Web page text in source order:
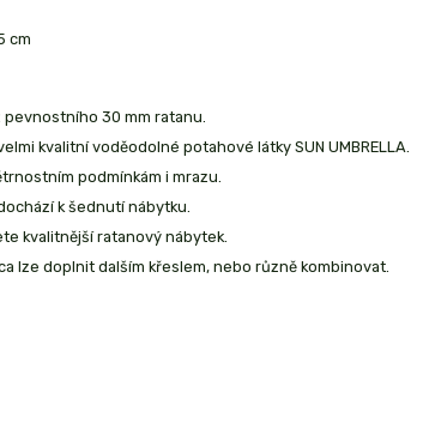
cm
30 mm ratanu.
kvalitní voděodolné potahové látky SUN UMBRELLA.
podmínkám i mrazu.
k šednutí nábytku.
kvalitnější ratanový nábytek.
lze doplnit dalším křeslem, nebo různě kombinovat.